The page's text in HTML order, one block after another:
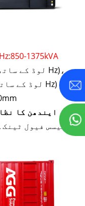
1375kVA
82dB(A)@7m (لوڈ کے ساتھ، 50 Hz)،
85 B(A)@7m (لوڈ کے ساتھ، 60 Hz)
ایندھن کا
مرضی کے مطابق بڑی صلاحیت 2000L چیسس فیول ٹینک